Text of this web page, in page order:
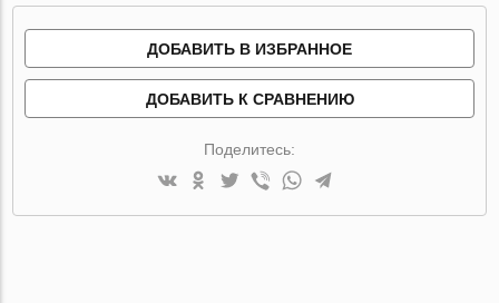
ДОБАВИТЬ В ИЗБРАННОЕ
ДОБАВИТЬ К СРАВНЕНИЮ
Поделитесь: